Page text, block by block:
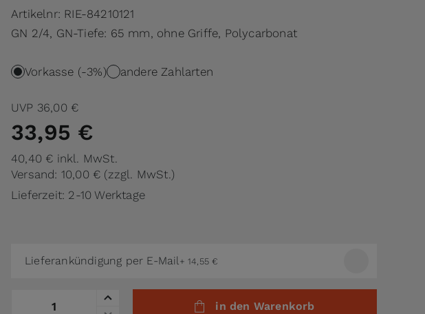
Artikelnr: RIE-84210121
GN 2/4, GN-Tiefe: 65 mm, ohne Griffe, Polycarbonat
Vorkasse (-3%) andere Zahlarten
UVP 36,00 €
33,95 €
40,40 € inkl. MwSt.
Versand: 10,00 € (zzgl. MwSt.)
Lieferzeit: 2-10 Werktage
Lieferankündigung per E-Mail+ 14,55 €
in den Warenkorb